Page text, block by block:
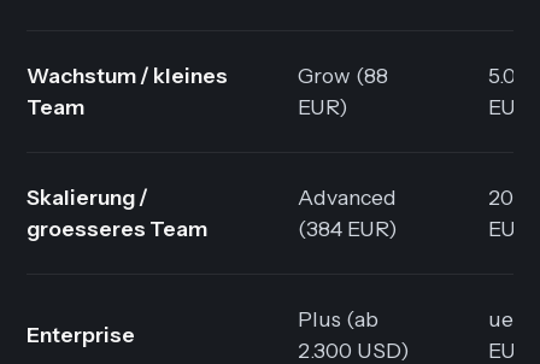
Wachstum / kleines
Team
Grow (88
EUR)
EUR
Skalierung /
groesseres Team
Advanced
(384 EUR)
EUR
Enterprise
Plus (ab
2.300 USD)
EUR